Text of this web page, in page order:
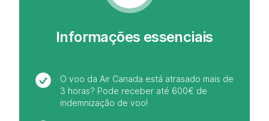
Informações essenciais
O voo da Air Canada está atrasado mais de
3 horas? Pode receber até 600€ de
indemnização de voo!